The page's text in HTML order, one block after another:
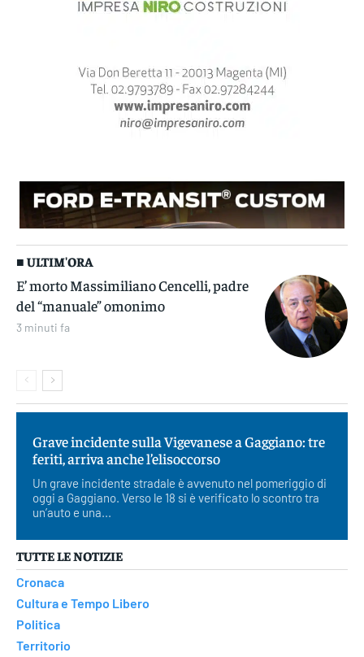
■ ULTIM'ORA
E’ morto Massimiliano Cencelli, padre
del “manuale” omonimo
3 minuti fa
Grave incidente sulla Vigevanese a Gaggiano: tre
feriti, arriva anche l’elisoccorso
Un grave incidente stradale è avvenuto nel pomeriggio di
oggi a Gaggiano. Verso le 18 si è verificato lo scontro tra
un’auto e una...
TUTTE LE NOTIZIE
Cronaca
Cultura e Tempo Libero
Politica
Territorio